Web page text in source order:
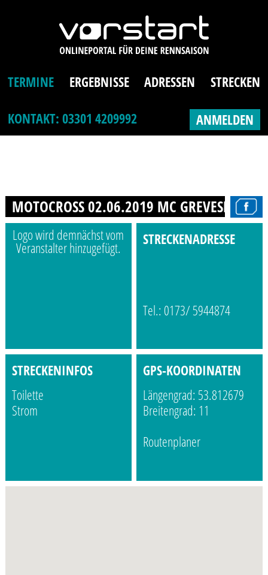
TERMINE ERGEBNISSE ADRESSEN
STRECKEN
KONTAKT: 03301 4209992
ANMELDEN
MOTOCROSS 02.06.2019 MC
Logo wird demnächst vom
Veranstalter hinzugefügt. STRECKENADRESSE
Tel.: 0173/ 5944874
STRECKENINFOS
Toilette
Strom
GPS-KOORDINATEN
Längengrad: 53.812679
Breitengrad: 11
Routenplaner